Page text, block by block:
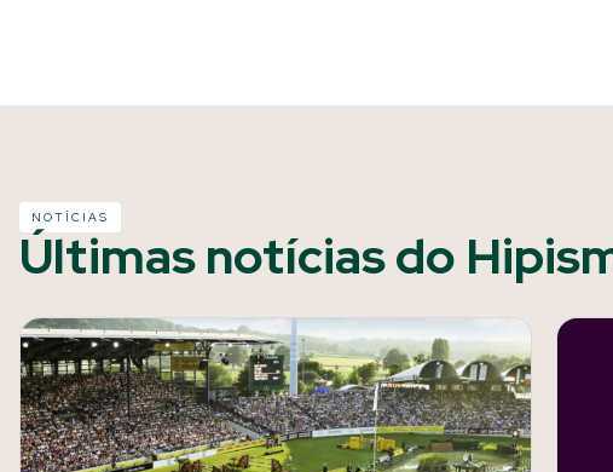
NOTÍCIAS
Últimas notícias do